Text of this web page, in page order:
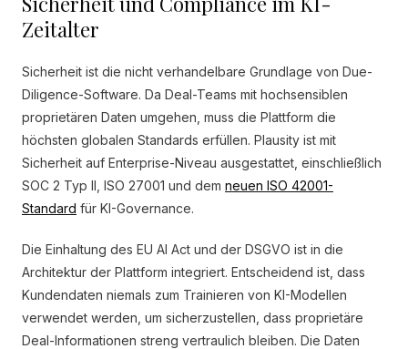
Zeitalter
Sicherheit ist die nicht verhandelbare Grundlage von Due-
Diligence-Software. Da Deal-Teams mit hochsensiblen
proprietären Daten umgehen, muss die Plattform die
höchsten globalen Standards erfüllen. Plausity ist mit
Sicherheit auf Enterprise-Niveau ausgestattet, einschließlich
SOC 2 Typ II, ISO 27001 und dem neuen ISO 42001-
Standard für KI-Governance.
Die Einhaltung des EU AI Act und der DSGVO ist in die
Architektur der Plattform integriert. Entscheidend ist, dass
Kundendaten niemals zum Trainieren von KI-Modellen
verwendet werden, um sicherzustellen, dass proprietäre
Deal-Informationen streng vertraulich bleiben. Die Daten